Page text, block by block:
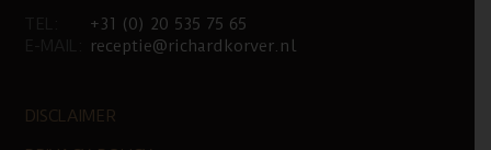
+31 (0) 20 535 75 65
receptie@richardkorver.nl
DISCLAIMER